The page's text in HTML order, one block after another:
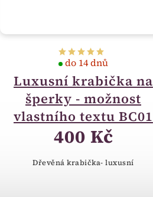
Luxusní krabička na
šperky - možnost
vlastního textu BC01
do 14 dnů
400 Kč
Dřevěná krabička- luxusní